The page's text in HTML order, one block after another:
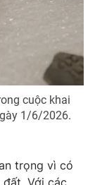
có sự chấp
hành lại
cuộc khai
1/6/2026.
trọng vì có
Với các